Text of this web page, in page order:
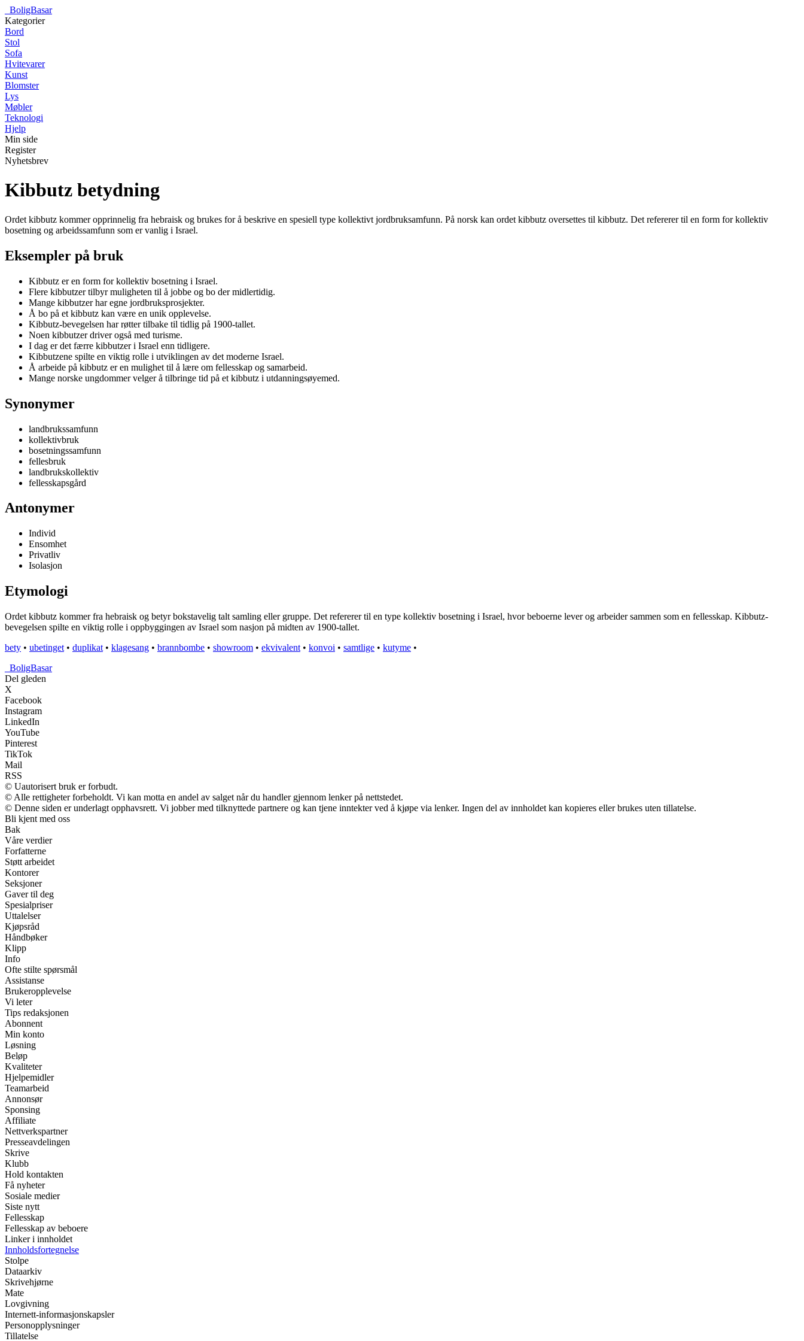
BoligBasar
Kategorier
Bord
Stol
Sofa
Hvitevarer
Kunst
Blomster
Lys
Møbler
Teknologi
Hjelp
Min side
Register
Nyhetsbrev
Kibbutz betydning
Ordet kibbutz kommer opprinnelig fra hebraisk og brukes for å beskrive en spesiell type kollektivt jordbruksamfunn. På norsk kan ordet kibbutz oversettes til kibbutz. Det refererer til en form for kollektiv
bosetning og arbeidssamfunn som er vanlig i Israel.
Eksempler på bruk
Kibbutz er en form for kollektiv bosetning i Israel.
Flere kibbutzer tilbyr muligheten til å jobbe og bo der midlertidig.
Mange kibbutzer har egne jordbruksprosjekter.
Å bo på et kibbutz kan være en unik opplevelse.
Kibbutz-bevegelsen har røtter tilbake til tidlig på 1900-tallet.
Noen kibbutzer driver også med turisme.
I dag er det færre kibbutzer i Israel enn tidligere.
Kibbutzene spilte en viktig rolle i utviklingen av det moderne Israel.
Å arbeide på kibbutz er en mulighet til å lære om fellesskap og samarbeid.
Mange norske ungdommer velger å tilbringe tid på et kibbutz i utdanningsøyemed.
Synonymer
landbrukssamfunn
kollektivbruk
bosetningssamfunn
fellesbruk
landbrukskollektiv
fellesskapsgård
Antonymer
Individ
Ensomhet
Privatliv
Isolasjon
Etymologi
Ordet kibbutz kommer fra hebraisk og betyr bokstavelig talt samling eller gruppe. Det refererer til en type kollektiv bosetning i Israel, hvor beboerne lever og arbeider sammen som en fellesskap. Kibbutz-
bevegelsen spilte en viktig rolle i oppbyggingen av Israel som nasjon på midten av 1900-tallet.
bety • ubetinget • duplikat • klagesang • brannbombe • showroom • ekvivalent • konvoi • samtlige • kutyme •
BoligBasar
Del gleden
X
Facebook
Instagram
LinkedIn
YouTube
Pinterest
TikTok
Mail
RSS
© Uautorisert bruk er forbudt.
© Alle rettigheter forbeholdt. Vi kan motta en andel av salget når du handler gjennom lenker på nettstedet.
© Denne siden er underlagt opphavsrett. Vi jobber med tilknyttede partnere og kan tjene inntekter ved å kjøpe via lenker. Ingen del av innholdet kan kopieres eller brukes uten tillatelse.
Bli kjent med oss
Bak
Våre verdier
Forfatterne
Støtt arbeidet
Kontorer
Seksjoner
Gaver til deg
Spesialpriser
Uttalelser
Kjøpsråd
Håndbøker
Klipp
Info
Ofte stilte spørsmål
Assistanse
Brukeropplevelse
Vi leter
Tips redaksjonen
Abonnent
Min konto
Løsning
Beløp
Kvaliteter
Hjelpemidler
Teamarbeid
Annonsør
Sponsing
Affiliate
Nettverkspartner
Presseavdelingen
Skrive
Klubb
Hold kontakten
Få nyheter
Sosiale medier
Siste nytt
Fellesskap
Fellesskap av beboere
Linker i innholdet
Innholdsfortegnelse
Stolpe
Dataarkiv
Skrivehjørne
Mate
Lovgivning
Internett-informasjonskapsler
Personopplysninger
Tillatelse